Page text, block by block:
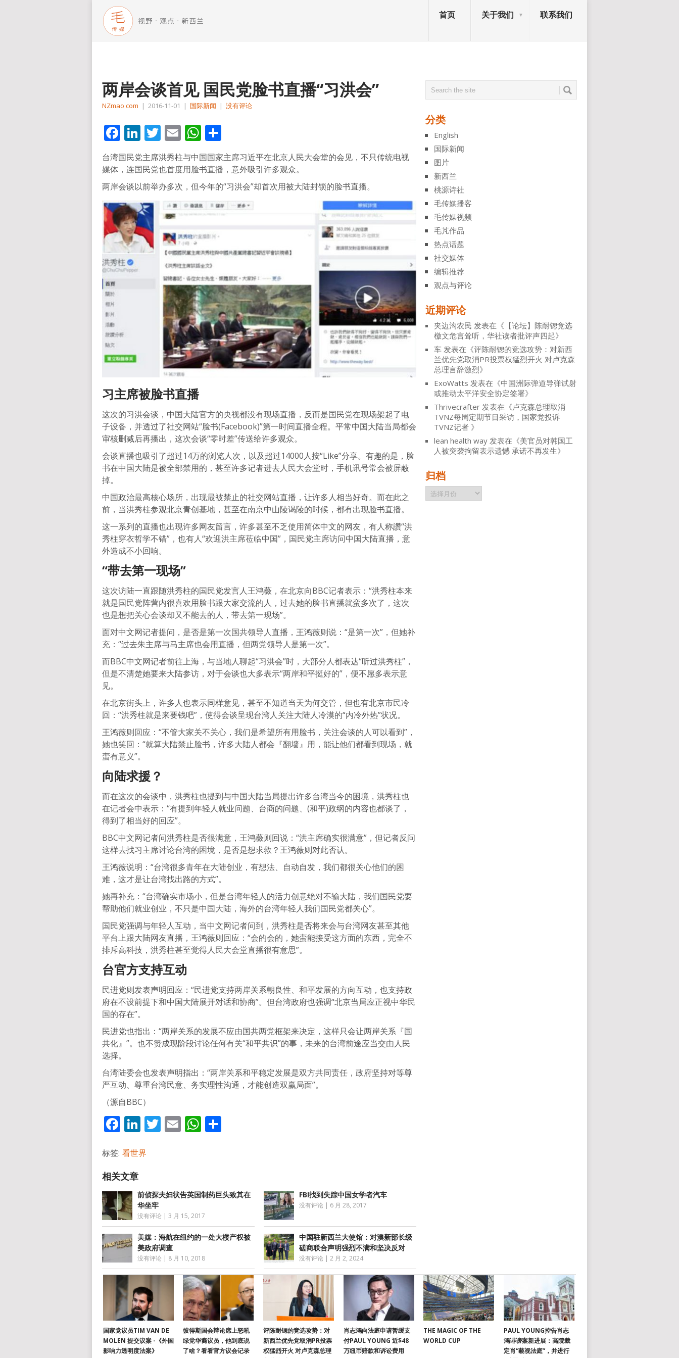
首页 关于我们 联系我们
两岸会谈首见 国民党脸书直播“习洪会”
NZmao com | 2016-11-01 | 国际新闻 | 没有评论
Facebook
LinkedIn
Twitter
EmailWhatsApp
享
台湾国民党主席洪秀柱与中国国家主席习近平在北京人民大会堂的会见，不只传统电视
媒体，连国民党也首度用脸书直播，意外吸引许多观众。
两岸会谈以前举办多次，但今年的“习洪会”却首次用被大陆封锁的脸书直播。
习主席被脸书直播
这次的习洪会谈，中国大陆官方的央视都没有现场直播，反而是国民党在现场架起了电
子设备，并透过了社交网站“脸书(Facebook)”第一时间直播全程。平常中国大陆当局都会
审核删减后再播出，这次会谈“零时差”传送给许多观众。
会谈直播也吸引了超过14万的浏览人次，以及超过14000人按“Like”分享。有趣的是，脸
书在中国大陆是被全部禁用的，甚至许多记者进去人民大会堂时，手机讯号常会被屏蔽
掉。
中国政治最高核心场所，出现最被禁止的社交网站直播，让许多人相当好奇。而在此之
前，当洪秀柱参观北京青创基地，甚至在南京中山陵谒陵的时候，都有出现脸书直播。
这一系列的直播也出现许多网友留言，许多甚至不乏使用简体中文的网友，有人称讚“洪
秀柱穿衣哲学不错”，也有人“欢迎洪主席莅临中国”，国民党主席访问中国大陆直播，意
外造成不小回响。
“带去第一现场”
这次访陆一直跟随洪秀柱的国民党发言人王鸿薇，在北京向BBC记者表示：“洪秀柱本来
就是国民党阵营内很喜欢用脸书跟大家交流的人，过去她的脸书直播就蛮多次了，这次
也是想把关心会谈却又不能去的人，带去第一现场”。
面对中文网记者提问，是否是第一次国共领导人直播，王鸿薇则说：“是第一次”，但她补
充：“过去朱主席与马主席也会用直播，但两党领导人是第一次”。
而BBC中文网记者前往上海，与当地人聊起“习洪会”时，大部分人都表达“听过洪秀柱”，
但是不清楚她要来大陆参访，对于会谈也大多表示“两岸和平挺好的”，便不愿多表示意
见。
在北京街头上，许多人也表示同样意见，甚至不知道当天为何交管，但也有北京市民冷
回：“洪秀柱就是来要钱吧”，使得会谈呈现台湾人关注大陆人冷漠的“内冷外热”状况。
王鸿薇则回应：“不管大家关不关心，我们是希望所有用脸书，关注会谈的人可以看到”，
她也笑回：“就算大陆禁止脸书，许多大陆人都会『翻墙』用，能让他们都看到现场，就
蛮有意义”。
向陆求援？
而在这次的会谈中，洪秀柱也提到与中国大陆当局提出许多台湾当今的困境，洪秀柱也
在记者会中表示：“有提到年轻人就业问题、台商的问题、(和平)政纲的内容也都谈了，
得到了相当好的回应”。
BBC中文网记者问洪秀柱是否很满意，王鸿薇则回说：“洪主席确实很满意”，但记者反问
这样去找习主席讨论台湾的困境，是否是想求救？王鸿薇则对此否认。
王鸿薇说明：“台湾很多青年在大陆创业，有想法、自动自发，我们都很关心他们的困
难，这才是让台湾找出路的方式”。
她再补充：“台湾确实市场小，但是台湾年轻人的活力创意绝对不输大陆，我们国民党要
帮助他们就业创业，不只是中国大陆，海外的台湾年轻人我们国民党都关心”。
国民党强调与年轻人互动，当中文网记者问到，洪秀柱是否将来会与台湾网友甚至其他
平台上跟大陆网友直播，王鸿薇则回应：“会的会的，她蛮能接受这方面的东西，完全不
排斥高科技，洪秀柱甚至觉得人民大会堂直播很有意思”。
台官方支持互动
民进党则发表声明回应：“民进党支持两岸关系朝良性、和平发展的方向互动，也支持政
府在不设前提下和中国大陆展开对话和协商”。但台湾政府也强调“北京当局应正视中华民
国的存在”。
民进党也指出：“两岸关系的发展不应由国共两党框架来决定，这样只会让两岸关系『国
共化』”。也不赞成现阶段讨论任何有关“和平共识”的事，未来的台湾前途应当交由人民
选择。
台湾陆委会也发表声明指出：“两岸关系和平稳定发展是双方共同责任，政府坚持对等尊
严互动、尊重台湾民意、务实理性沟通，才能创造双赢局面”。
（源自BBC）
Facebook
LinkedIn
Twitter
EmailWhatsApp
标签: 看世界
前侦探夫妇状告英国制药巨头致其在
华坐牢
没有评论 | 3 月 15, 2017
FBI找到失踪中国女学者汽车
没有评论 | 6 月 28, 2017
美媒：海航在纽约的一处大楼产权被
美政府调查
没有评论 | 8 月 10, 2018
中国驻新西兰大使馆：对澳新部长级
磋商联合声明强烈不满和坚决反对
没有评论 |2 月 2, 2024
分类
English
国际新闻
图片
新西兰
桃源诗社
毛传媒播客
毛传媒视频
毛芃作品
热点话题
社交媒体
编辑推荐
观点与评论
近期评论
夹边沟农民 发表在《 【论坛】陈耐锶竞选
檄文危言耸听，华社读者批评声四起》
车 发表在《评陈耐锶的竞选攻势：对新西
兰优先党取消PR投票权猛烈开火 对卢克森
总理言辞激烈》
ExoWatts 发表在《中国洲际弹道导弹试射
或推动太平洋安全协定签署》
Thrivecrafter 发表在《卢克森总理取消
TVNZ每周定期节目采访，国家党投诉
TVNZ记者 》
lean health way 发表在《美官员对韩国工
人被突袭拘留表示遗憾 承诺不再发生》
归档
归
档
国家党议员TIM VAN DE
MOLEN 提交议案 -《外国
影响力透明度法案》
彼得斯国会辩论席上怒吼
绿党华裔议员，他到底说
了啥？看看官方议会记录
评陈耐锶的竞选攻势：对
新西兰优先党取消PR投票
权猛烈开火 对卢克森总理
肖志鴻向法庭申请暂缓支
付PAUL YOUNG 近$48
万纽币赔款和诉讼费用
THE MAGIC OF THE
WORLD CUP
PAUL YOUNG控告肖志
鴻诽谤案新进展：高院裁
定肖“藐视法庭”，并进行